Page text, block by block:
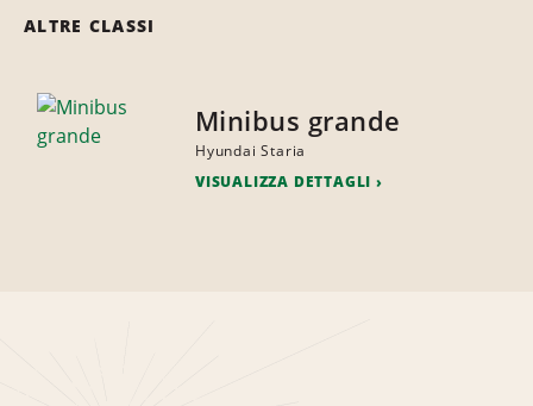
ALTRE CLASSI
Minibus grande
Hyundai Staria
VISUALIZZA DETTAGLI